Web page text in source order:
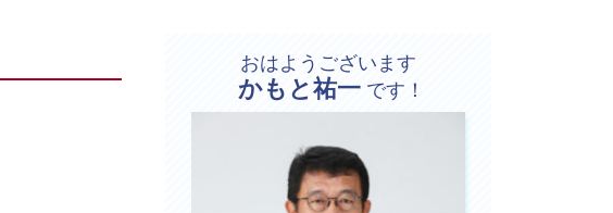
おはようございます
プ
ロ
かもと祐一 です！